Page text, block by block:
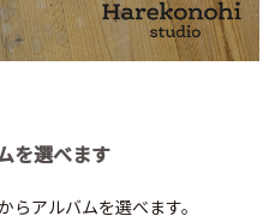
を選べます
らアルバムを選べます。